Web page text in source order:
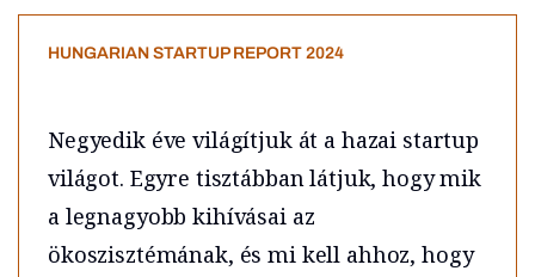
HUNGARIAN STARTUP REPORT 2024
Negyedik éve világítjuk át a hazai startup
világot. Egyre tisztábban látjuk, hogy mik
a legnagyobb kihívásai az
ökoszisztémának, és mi kell ahhoz, hogy